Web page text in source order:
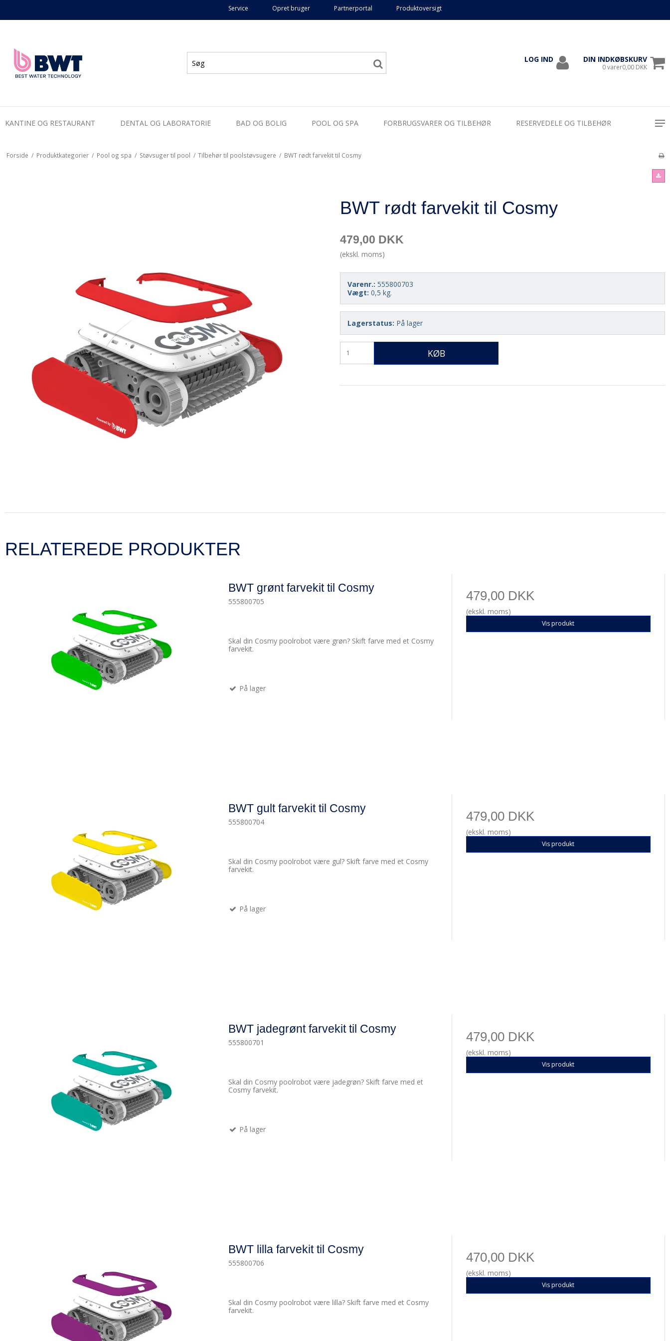
Service Opret bruger Partnerportal Produktoversigt
LOG IND DIN INDKØBSKURV
0 varer0,00 DKK
KANTINE OG RESTAURANT DENTAL OG LABORATORIE BAD OG BOLIG POOL OG SPA FORBRUGSVARER OG TILBEHØR RESERVEDELE OG TILBEHØR
Forside / Produktkategorier / Pool og spa / Støvsuger til pool / Tilbehør til poolstøvsugere / BWT rødt farvekit til Cosmy
BWT rødt farvekit til Cosmy
479,00 DKK
(ekskl. moms)
Varenr.: 555800703
Vægt: 0,5 kg.
Lagerstatus: På lager
KØB
RELATEREDE PRODUKTER
BWT grønt farvekit til Cosmy
555800705
Skal din Cosmy poolrobot være grøn? Skift farve med et Cosmy
farvekit.
På lager
479,00 DKK
(ekskl. moms)
Vis produkt
BWT gult farvekit til Cosmy
555800704
Skal din Cosmy poolrobot være gul? Skift farve med et Cosmy
farvekit.
På lager
479,00 DKK
(ekskl. moms)
Vis produkt
BWT jadegrønt farvekit til Cosmy
555800701
Skal din Cosmy poolrobot være jadegrøn? Skift farve med et
Cosmy farvekit.
På lager
479,00 DKK
(ekskl. moms)
Vis produkt
BWT lilla farvekit til Cosmy
555800706
Skal din Cosmy poolrobot være lilla? Skift farve med et Cosmy
farvekit.
470,00 DKK
(ekskl. moms)
Vis produkt